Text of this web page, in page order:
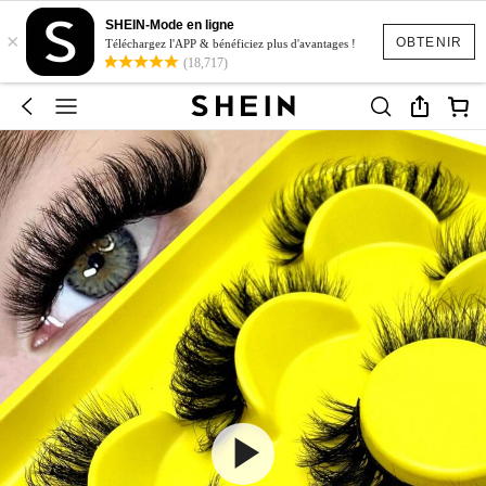
OBTENIR
×
SHEIN-Mode en ligne
Téléchargez l'APP & bénéficiez plus d'avantages !
(18,717)